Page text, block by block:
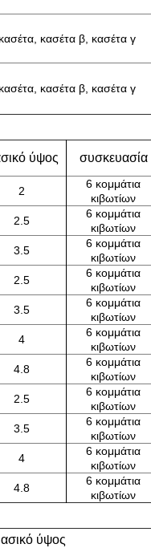
κασέτα β, κασέτα γ
κασέτα β, κασέτα γ
ύψος συσκευασία
2
6 κομμάτια
κιβωτίων
2.5
6 κομμάτια
κιβωτίων
3.5
6 κομμάτια
κιβωτίων
2.5
6 κομμάτια
κιβωτίων
3.5
6 κομμάτια
κιβωτίων
4
6 κομμάτια
κιβωτίων
4.8
6 κομμάτια
κιβωτίων
2.5
6 κομμάτια
κιβωτίων
3.5
6 κομμάτια
κιβωτίων
4
6 κομμάτια
κιβωτίων
4.8
6 κομμάτια
κιβωτίων
ύψος